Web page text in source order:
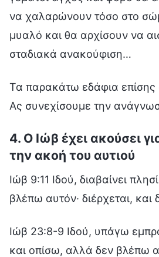
να χαλαρώνουν τόσο στο
μυαλό και θα αρχίσουν να
σταδιακά ανακούφιση…
Τα παρακάτω εδάφια επίσης
Ας συνεχίσουμε την
4. Ο Ιώβ έχει ακούσει
την ακοή του αυτιού
Ιώβ 9:11 Ιδού, διαβαίνει
βλέπω αυτόν· διέρχεται,
Ιώβ 23:8-9 Ιδού, υπάγω
και οπίσω, αλλά δεν βλέπω